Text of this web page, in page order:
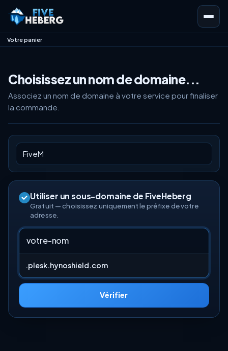
Votre panier
Choisissez un nom de domaine...
Associez un nom de domaine à votre service pour finaliser
la commande.
Utiliser un sous-domaine de FiveHeberg
Gratuit — choisissez uniquement le préfixe de votre
adresse.
Vérifier